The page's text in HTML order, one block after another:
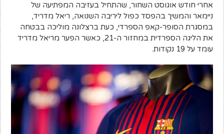
אחרי חודש אוגוסט השחור, שהתחיל בעזיבה המפתיעה של
ניימאר והמשיך בהפסד כפול ליריבה השנואה, ריאל מדריד,
במסגרת הסופר-קאפ הספרדי, כעת ברצלונה מוליכה בבטחה
את הליגה הספרדית במחזור ה-21, כאשר הפער מריאל מדריד
עומד על 19 נקודות.